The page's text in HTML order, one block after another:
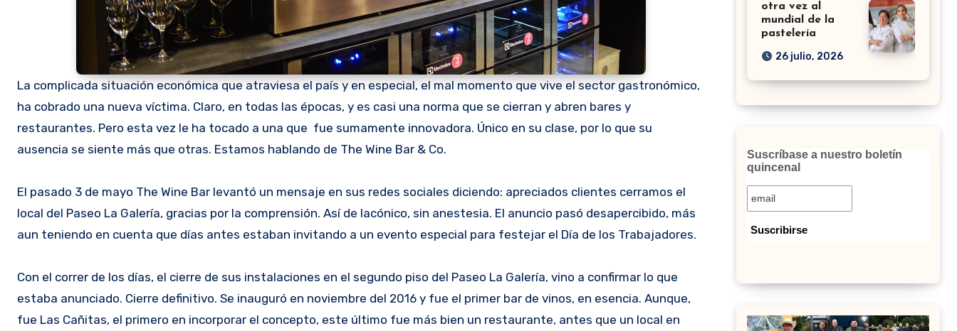
La complicada situación económica que atraviesa el país y en especial, el mal momento que vive el sector gastronómico,
ha cobrado una nueva víctima. Claro, en todas las épocas, y es casi una norma que se cierran y abren bares y
restaurantes. Pero esta vez le ha tocado a una que fue sumamente innovadora. Único en su clase, por lo que su
ausencia se siente más que otras. Estamos hablando de The Wine Bar & Co.
El pasado 3 de mayo The Wine Bar levantó un mensaje en sus redes sociales diciendo: apreciados clientes cerramos el
local del Paseo La Galería, gracias por la comprensión. Así de lacónico, sin anestesia. El anuncio pasó desapercibido, más
aun teniendo en cuenta que días antes estaban invitando a un evento especial para festejar el Día de los Trabajadores.
Con el correr de los días, el cierre de sus instalaciones en el segundo piso del Paseo La Galería, vino a confirmar lo que
estaba anunciado. Cierre definitivo. Se inauguró en noviembre del 2016 y fue el primer bar de vinos, en esencia. Aunque,
fue Las Cañitas, el primero en incorporar el concepto, este último fue más bien un restaurante, antes que un local en
otra vez al
mundial de la
pastelería
26 julio, 2026
Suscríbase a nuestro boletín
quincenal